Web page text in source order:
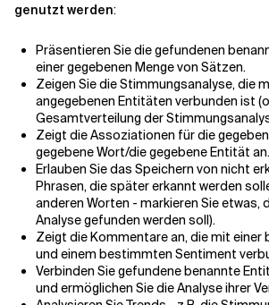
genutzt werden:
Präsentieren Sie die gefundenen
einer gegebenen Menge von Sätzen.
Zeigen Sie die Stimmungsanalyse, die
angegebenen Entitäten verbunden ist
Gesamtverteilung der
Zeigt die Assoziationen für die
gegebene Wort/die gegebene Entität an.
Erlauben Sie das Speichern von nicht
Phrasen, die später erkannt werden
anderen Worten - markieren Sie etwas,
Analyse gefunden werden soll).
Zeigt die Kommentare an, die mit
und einem bestimmten Sentiment
Verbinden Sie gefundene benannte
und ermöglichen Sie die Analyse ihrer